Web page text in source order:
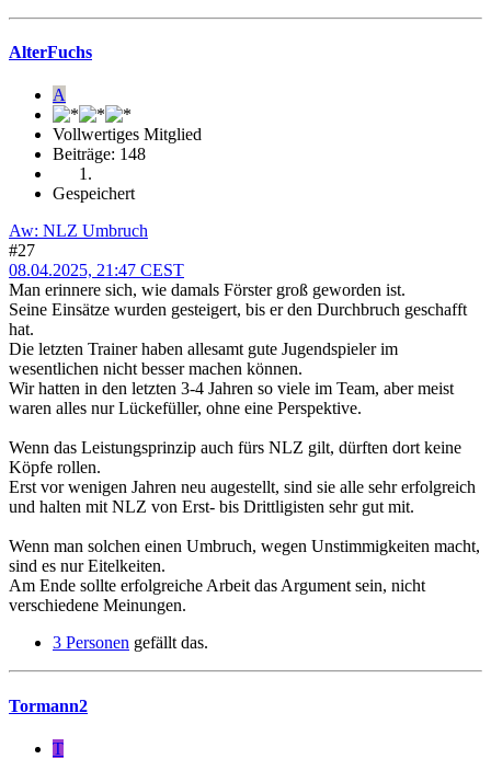
AlterFuchs
A
Vollwertiges Mitglied
Beiträge: 148
Gespeichert
Aw: NLZ Umbruch
#27
08.04.2025, 21:47 CEST
Man erinnere sich, wie damals Förster groß geworden ist.
Seine Einsätze wurden gesteigert, bis er den Durchbruch geschafft
hat.
Die letzten Trainer haben allesamt gute Jugendspieler im
wesentlichen nicht besser machen können.
Wir hatten in den letzten 3-4 Jahren so viele im Team, aber meist
waren alles nur Lückefüller, ohne eine Perspektive.
Wenn das Leistungsprinzip auch fürs NLZ gilt, dürften dort keine
Köpfe rollen.
Erst vor wenigen Jahren neu augestellt, sind sie alle sehr erfolgreich
und halten mit NLZ von Erst- bis Drittligisten sehr gut mit.
Wenn man solchen einen Umbruch, wegen Unstimmigkeiten macht,
sind es nur Eitelkeiten.
Am Ende sollte erfolgreiche Arbeit das Argument sein, nicht
verschiedene Meinungen.
3 Personen gefällt das.
Tormann2
T